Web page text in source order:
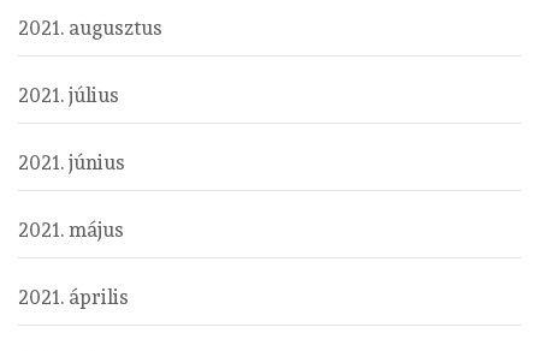
2021. augusztus
2021. július
2021. június
2021. május
2021. április